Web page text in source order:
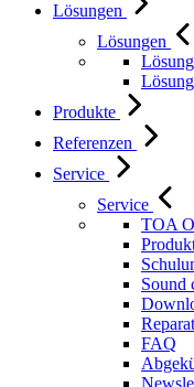
Lösungen
Lösungen
Produkte
Referenzen
Service
Service
TOA
Sound
FAQ